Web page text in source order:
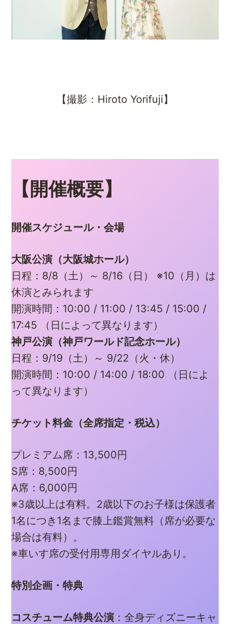
【撮影：Hiroto Yorifuji】
【開催概要】
開催スケジュール・会場
大阪公演（大阪城ホール）
日程：8/8（土）～ 8/16（日） ※10（月）は
休演とみられます
開演時間：10:00 / 11:00 / 13:45 / 15:00 /
17:45 （日によって異なります）
神戸公演（神戸ワールド記念ホール）
日程：9/19（土）～ 9/22（火・休）
開演時間：10:00 / 14:00 / 18:00 （日によ
って異なります）
チケット料金（全席指定・税込）
プレミアム席：13,500円
S席：8,500円
A席：6,000円
※3歳以上は有料。2歳以下のお子様は保護者
1名につき1名まで膝上鑑賞無料（席が必要な
場合は有料）。
※車いす席の受付用専用ダイヤルあり。
特別企画・特典
コスチューム特典公演 ：全身ディズニーキャ